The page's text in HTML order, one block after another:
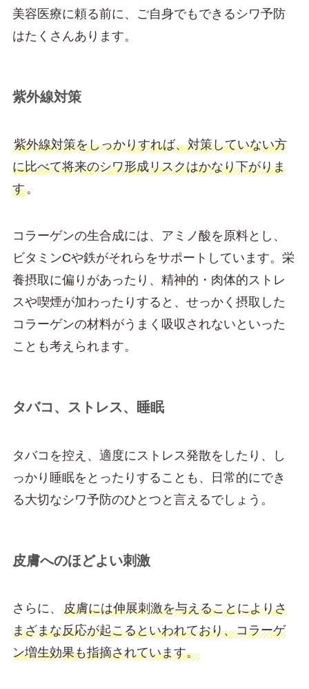
美容医療に頼る前に、ご自身でもできるシワ予防
はたくさんあります。
紫外線対策
紫外線対策をしっかりすれば、対策していない方
に比べて将来のシワ形成リスクはかなり下がりま
す。
コラーゲンの生合成には、アミノ酸を原料とし、
ビタミンCや鉄がそれらをサポートしています。栄
養摂取に偏りがあったり、精神的・肉体的ストレ
スや喫煙が加わったりすると、せっかく摂取した
コラーゲンの材料がうまく吸収されないといった
ことも考えられます。
タバコ、ストレス、睡眠
タバコを控え、適度にストレス発散をしたり、し
っかり睡眠をとったりすることも、日常的にでき
る大切なシワ予防のひとつと言えるでしょう。
皮膚へのほどよい刺激
さらに、 皮膚には伸展刺激を与えることによりさ
まざまな反応が起こるといわれており、コラーゲ
ン増生効果も指摘されています。